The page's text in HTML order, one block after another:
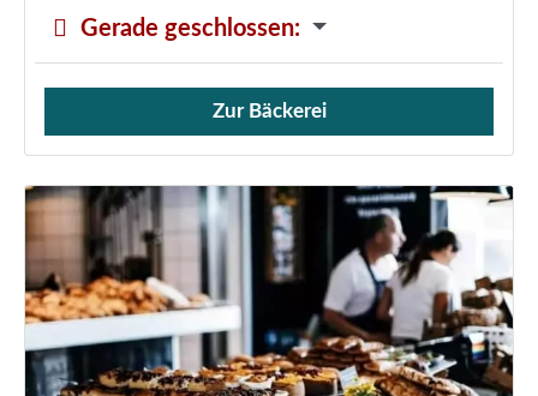
Gerade geschlossen:
Verkauf von Brötchen,
Zur Bäckerei